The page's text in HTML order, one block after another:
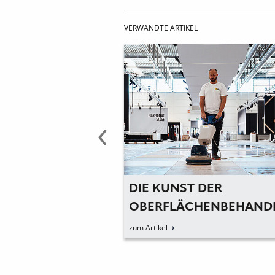
VERWANDTE ARTIKEL
EFFIZIENZPLUS FÜR
FRÜHJAHRSSERVICE
GALABAU
zum Artikel